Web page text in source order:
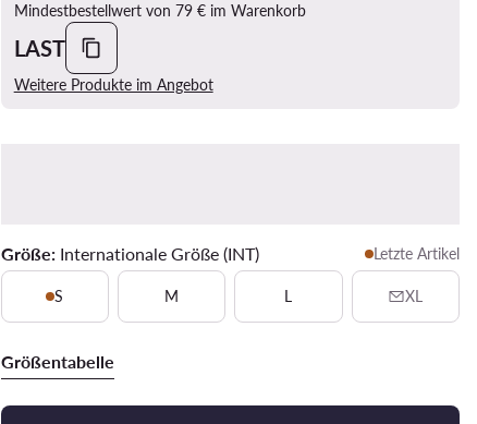
Mindestbestellwert von 79 € im Warenkorb
LAST
Weitere Produkte im Angebot
Größe: Internationale Größe (INT) Letzte Artikel
S M L XL
Größentabelle